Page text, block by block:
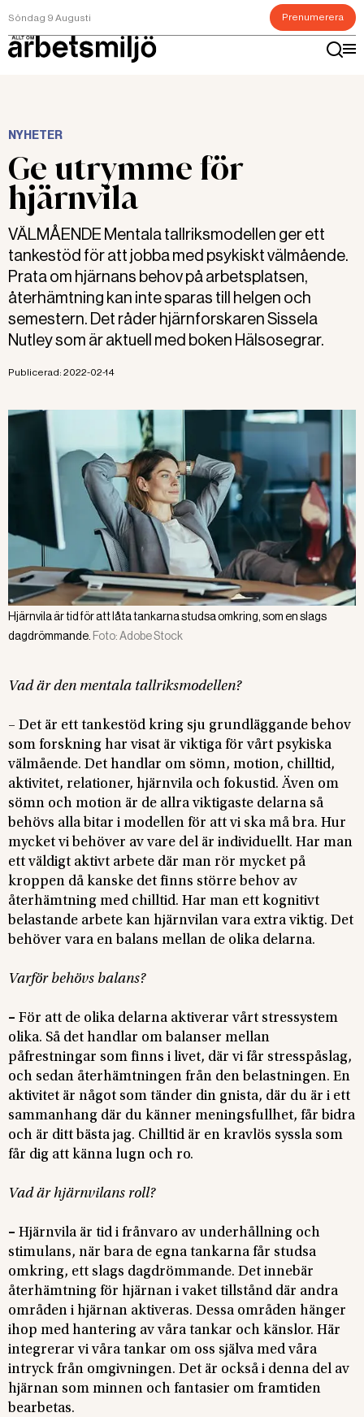
Söndag 9 Augusti Prenumerera
NYHETER
Ge utrymme för
hjärnvila
VÄLMÅENDE Mentala tallriksmodellen ger ett
tankestöd för att jobba med psykiskt välmående.
Prata om hjärnans behov på arbetsplatsen,
återhämtning kan inte sparas till helgen och
semestern. Det råder hjärnforskaren Sissela
Nutley som är aktuell med boken Hälsosegrar.
Publicerad: 2022-02-14
Hjärnvila är tid för att låta tankarna studsa omkring, som en slags
dagdrömmande. Foto:Adobe Stock
Vad är den mentala tallriksmodellen?
– Det är ett tankestöd kring sju grundläggande behov
som forskning har visat är viktiga för vårt psykiska
välmående. Det handlar om sömn, motion, chilltid,
aktivitet, relationer, hjärnvila och fokustid. Även om
sömn och motion är de allra viktigaste delarna så
behövs alla bitar i modellen för att vi ska må bra. Hur
mycket vi behöver av vare del är individuellt. Har man
ett väldigt aktivt arbete där man rör mycket på
kroppen då kanske det finns större behov av
återhämtning med chilltid. Har man ett kognitivt
belastande arbete kan hjärnvilan vara extra viktig. Det
behöver vara en balans mellan de olika delarna.
Varför behövs balans?
– För att de olika delarna aktiverar vårt stressystem
olika. Så det handlar om balanser mellan
påfrestningar som finns i livet, där vi får stresspåslag,
och sedan återhämtningen från den belastningen. En
aktivitet är något som tänder din gnista, där du är i ett
sammanhang där du känner meningsfullhet, får bidra
och är ditt bästa jag. Chilltid är en kravlös syssla som
får dig att känna lugn och ro.
Vad är hjärnvilans roll?
– Hjärnvila är tid i frånvaro av underhållning och
stimulans, när bara de egna tankarna får studsa
omkring, ett slags dagdrömmande. Det innebär
återhämtning för hjärnan i vaket tillstånd där andra
områden i hjärnan aktiveras. Dessa områden hänger
ihop med hantering av våra tankar och känslor. Här
integrerar vi våra tankar om oss själva med våra
intryck från omgivningen. Det är också i denna del av
hjärnan som minnen och fantasier om framtiden
bearbetas.